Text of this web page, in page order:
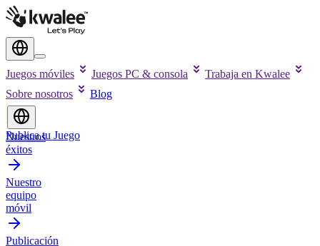
Juegos móviles Juegos PC & consola
Trabaja en Kwalee
Sobre nosotros
Blog
Publica tu Juego
Nuestros
éxitos
Nuestro
equipo
móvil
Publicación